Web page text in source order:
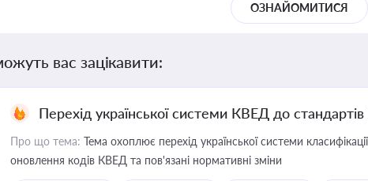
ОЗНАЙОМИТИСЯ
вас зацікавити:
Перехід української системи КВЕД до стандартів
Про що тема: Тема охоплює перехід української системи
оновлення кодів КВЕД та пов'язані нормативні зміни